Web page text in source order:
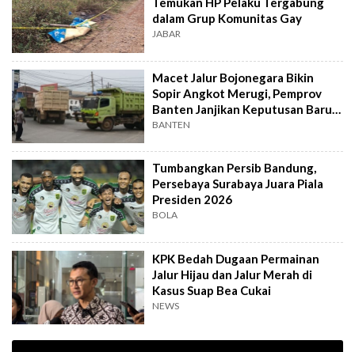
dalam Grup Komunitas Gay
JABAR
Macet Jalur Bojonegara Bikin
Sopir Angkot Merugi, Pemprov
Banten Janjikan Keputusan Baru 4
Hari Lagi
BANTEN
Tumbangkan Persib Bandung,
Persebaya Surabaya Juara Piala
Presiden 2026
BOLA
KPK Bedah Dugaan Permainan
Jalur Hijau dan Jalur Merah di
Kasus Suap Bea Cukai
NEWS